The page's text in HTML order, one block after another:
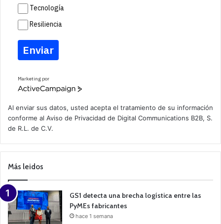
Tecnología
Resiliencia
Enviar
Marketing por
A
v
e
a
m
a
n
Al enviar sus datos, usted acepta el tratamiento de su información
conforme al Aviso de Privacidad de Digital Communications B2B, S.
de R.L. de C.V.
Más leidos
GS1 detecta una brecha logística entre las
PyMEs fabricantes
hace 1 semana